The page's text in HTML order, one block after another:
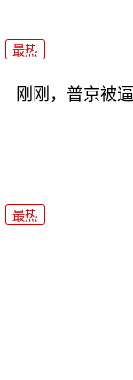
最热
刚刚，普京被
最热